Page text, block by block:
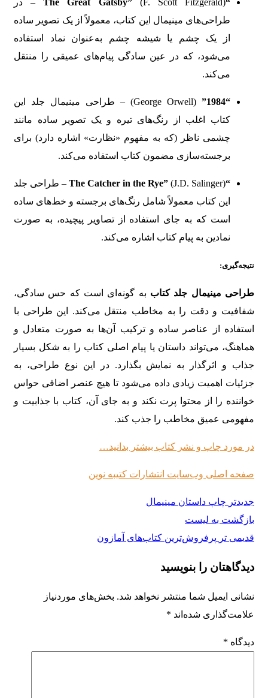
“The Great Gatsby”
(F. Scott Fitzgerald) – در
طراحی‌های مینیمال این کتاب، معمولاً از یک تصویر ساده
از یک چشم یا شیشه چشم به‌عنوان نماد استفاده
می‌شود، که در عین سادگی پیام‌های عمیقی را منتقل
می‌کند.
“1984”
(George Orwell) – طراحی مینیمال جلد این
کتاب اغلب از رنگ‌های تیره و یک تصویر ساده مانند
چشمی ناظر (که به مفهوم «نظارت» اشاره دارد) برای
برجسته‌سازی مضمون کتاب استفاده می‌کند.
“The Catcher in the Rye”
(J.D. Salinger) – طراحی جلد
این کتاب معمولاً شامل رنگ‌های برجسته و خط‌های ساده
است که به جای استفاده از تصاویر پیچیده، به صورت
نمادین به پیام کتاب اشاره می‌کند.
نتیجه‌گیری:
طراحی مینیمال جلد کتاب به گونه‌ای است که حس سادگی،
شفافیت و دقت را به مخاطب منتقل می‌کند. این طراحی با
استفاده از عناصر ساده و ترکیب آن‌ها به صورت متعادل و
هماهنگ، می‌تواند داستان یا پیام اصلی کتاب را به شکل بسیار
جذاب و اثرگذار به نمایش بگذارد. در این نوع طراحی، به
جزئیات اهمیت زیادی داده می‌شود تا هیچ عنصر اضافی حواس
خواننده را از محتوا پرت نکند و به جای آن، کتاب با جذابیت و
مفهومی عمیق مخاطب را جذب کند.
در مورد چاپ و نشر کتاب بیشتر بدانید…
صفحه اصلی وب‌سایت انتشارات کتیبه نوین
جدیدتر چاپ داستان مینیمال
بازگشت به لیست
قدیمی تر پرفروش‌ترین کتاب‌های آمازون
دیدگاهتان را بنویسید
نشانی ایمیل شما منتشر نخواهد شد. بخش‌های موردنیاز
علامت‌گذاری شده‌اند *
دیدگاه *